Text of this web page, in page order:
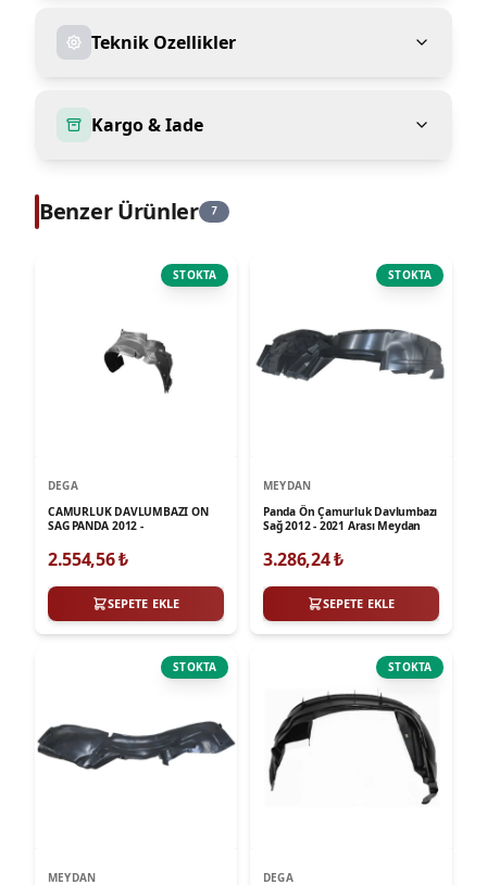
Teknik Ozellikler
Kargo & Iade
Benzer Ürünler 7
STOKTA
DEGA
CAMURLUK DAVLUMBAZI ON
SAG PANDA 2012 -
2.554,56₺
SEPETE EKLE
STOKTA
MEYDAN
Panda Ön Çamurluk Davlumbazı
Sağ 2012 - 2021 Arası Meydan
3.286,24₺
SEPETE EKLE
STOKTA
MEYDAN
STOKTA
DEGA